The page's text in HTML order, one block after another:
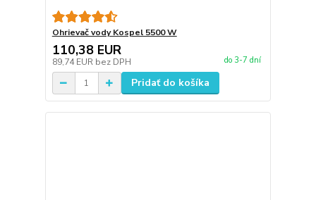
Ohrievač vody Kospel 5500 W
110,38 EUR
89,74 EUR bez DPH do 3-7 dní
Pridať do košíka